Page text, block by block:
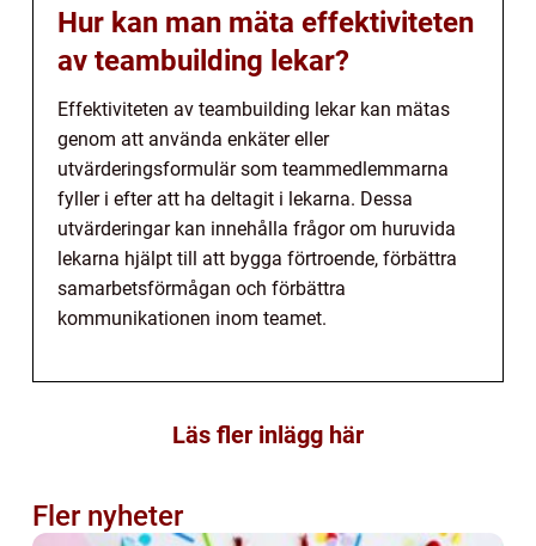
Hur kan man mäta effektiviteten
av teambuilding lekar?
Effektiviteten av teambuilding lekar kan mätas
genom att använda enkäter eller
utvärderingsformulär som teammedlemmarna
fyller i efter att ha deltagit i lekarna. Dessa
utvärderingar kan innehålla frågor om huruvida
lekarna hjälpt till att bygga förtroende, förbättra
samarbetsförmågan och förbättra
kommunikationen inom teamet.
Läs fler inlägg här
Fler nyheter